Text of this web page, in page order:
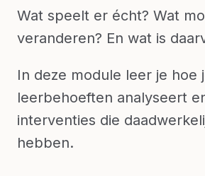
Wat speelt er écht? Wat
veranderen? En wat is
In deze module leer je hoe
leerbehoeften analyseert
interventies die
hebben.